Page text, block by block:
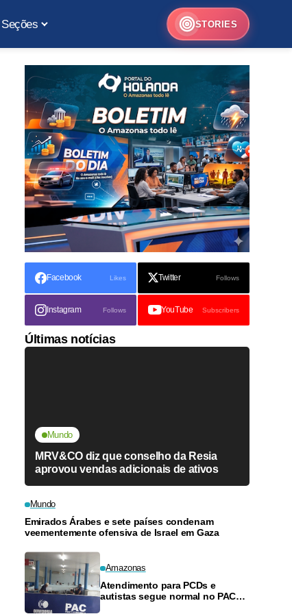
STORIES
Facebook Likes Twitter Follows
Instagram Follows YouTube Subscribers
Últimas notícias
Mundo
MRV&CO diz que conselho da Resia
aprovou vendas adicionais de ativos
Mundo
Emirados Árabes e sete países condenam
veementemente ofensiva de Israel em Gaza
Amazonas
Atendimento para PCDs e
autistas segue normal no PAC